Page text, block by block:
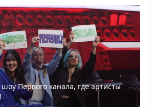
Первого канала, где артисты